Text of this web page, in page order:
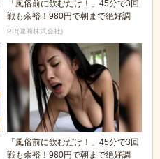
「風俗前に飲むだけ！」45分で3回
戦も余裕！980円で朝まで絶好調
PR(健商株式会社)
「風俗前に飲むだけ！」45分で3回
戦も余裕！980円で朝まで絶好調